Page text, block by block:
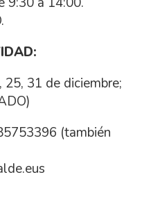
31 de diciembre;
(también